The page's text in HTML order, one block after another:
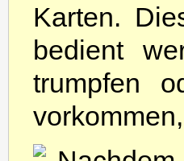
Karten.
bedient
trumpfen